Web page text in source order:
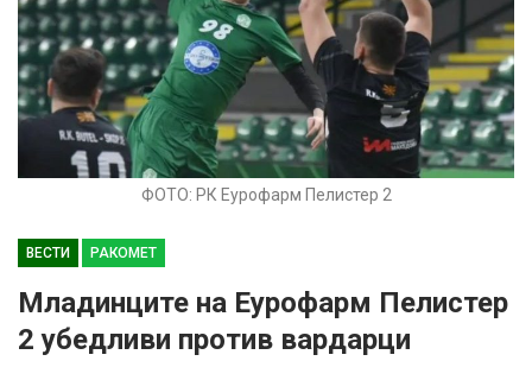
ФОТО: РК Еурофарм Пелистер 2
ВЕСТИ РАКОМЕТ
Младинците на Еурофарм Пелистер
2 убедливи против вардарци